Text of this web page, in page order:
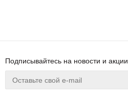
Подписывайтесь на новости и акции